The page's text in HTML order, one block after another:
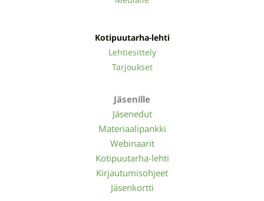
Kotipuutarha-lehti
Lehtiesittely
Tarjoukset
Jäsenille
Jäsenedut
Materiaalipankki
Webinaarit
Kotipuutarha-lehti
Kirjautumisohjeet
Jäsenkortti